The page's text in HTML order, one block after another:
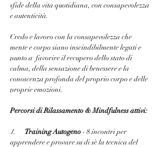
sfide della vita quotidiana, con consapevolezza
e autenticità.
Credo e lavoro con la consapevolezza che
mente e corpo siano inscindibilmente legati e
punto a  favorire il recupero dello stato di
calma, della sensazione di benessere e la
conoscenza profonda del proprio corpo e delle
proprie emozioni.
Percorsi di Rilassamento & Mindfulness attivi:
1. Training Autogeno - 8 incontri per
apprendere e provare su di sè la tecnica del